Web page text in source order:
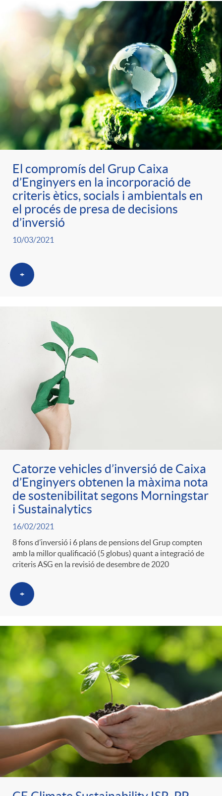
C
a
t
e
g
o
r
i
a
El compromís del Grup Caixa
d’Enginyers en la incorporació de
criteris ètics, socials i ambientals en
el procés de presa de decisions
d’inversió
10/03/2021
+
Catorze vehicles d’inversió de Caixa
d’Enginyers obtenen la màxima nota
de sostenibilitat segons Morningstar
i Sustainalytics
16/02/2021
8 fons d’inversió i 6 plans de pensions del Grup compten
amb la millor qualificació (5 globus) quant a integració de
criteris ASG en la revisió de desembre de 2020
+